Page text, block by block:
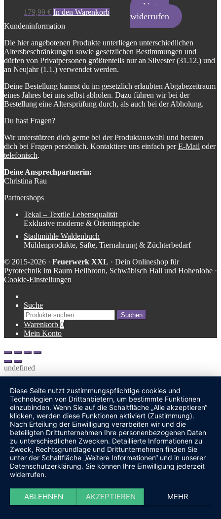
179,99 € In den Warenkorb
Vertrag
widerrufen
Kundeninformation
Die hier angebotenen Produkte unterliegen unterschiedlichen
Altersbeschränkungen sowie gesetzlichen Bestimmungen und
dürfen von Privatpersonen größtenteils nur an Silvester (31.12.) und
an Neujahr (1.1.) verwendet werden.
Deine Bestellung kannst du im gesetzlich erlaubten Abgabezeitraum
eines Jahres bei uns selbst abholen. Dazu führen wir bei der
Bestellung eine Altersprüfung durch, als auch bei der Abholung.
Du hast Fragen?
Wir unterstützen dich gerne bei der Produktauswahl und beraten
dich bei Fragen persönlich. Kontaktiere uns einfach perE-Mail oder
telefonisch.
Deine Ansprechpartnerin:
Christina Rau
Partnershops
Tekal – Textile Lebensqualität
Exklusive moderne & Orientteppiche
Stadtmühle Waldenbuch
Mühlenprodukte, Säfte, Tiernahrung & Züchterbedarf
© 2015-2026 · Feuerwerk XXL · Dein Onlineshop für
Pyrotechnik im Raum Heilbronn, Schwäbisch Hall und Hohenlohe ·
Cookie-Einstellungen
Suche
Suche
nach:
Suchen
Warenkorb 0
Mein Konto
undefined
Diese Seite nutzt zustimmungspflichtige cookies und
Technologien von Drittanbietern, um bestimmte Funktionen
einzubinden. Wenn Sie auf die Schaltfläche „Alle akzeptieren“
klicken, werden diese Funktionen aktiviert (Zustimmung).
Nach Erteilung der Einwilligung verarbeiten wir und die
beteiligten Drittunternehmen Ihre personenbezogenen Daten
zu unterschiedlichen Zwecken. Detaillierte Informationen zu
Zweck, Rechtsgrundlage und Drittunternehmen finden Sie
unter der Schaltfläche „Weitere Informationen“ und in unserer
Datenschutzerklärung. Sie können Ihre Einwilligung jederzeit
widerrufen.
ABLEHNEN AKZEPTIEREN MEHR